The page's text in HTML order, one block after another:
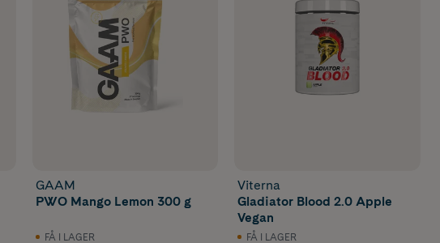
GAAM
PWO Mango Lemon 300 g
FÅ I LAGER
Viterna
Gladiator Blood 2.0 Apple
Vegan
FÅ I LAGER